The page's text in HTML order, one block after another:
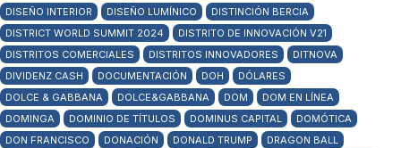
DISEÑO INTERIOR
DISEÑO LUMÍNICO
DISTINCIÓN BERCIA
DISTRICT WORLD SUMMIT 2024
DISTRITO DE INNOVACIÓN V21
DISTRITOS COMERCIALES
DISTRITOS INNOVADORES
DITNOVA
DIVIDENZ CASH
DOCUMENTACIÓN DOH
DÓLARES
DOLCE & GABBANA
DOLCE&GABBANA DOM
DOM EN LÍNEA
DOMINGA
DOMINIO DE TÍTULOS DOMINUS CAPITAL
DOMÓTICA
DON FRANCISCO
DONACIÓN DONALD TRUMP
DRAGON BALL